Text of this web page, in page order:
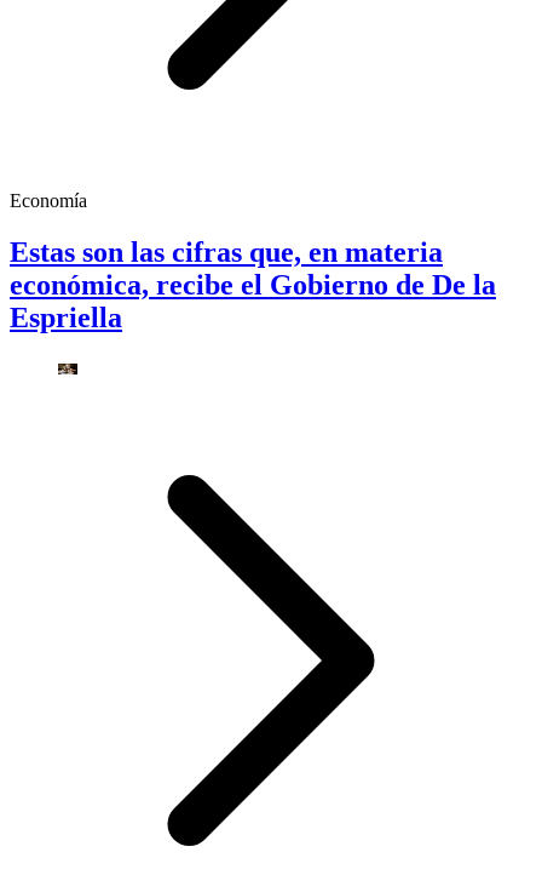
Economía
Estas son las cifras que, en materia
económica, recibe el Gobierno de De la
Espriella